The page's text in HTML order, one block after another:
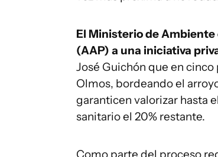
El Ministerio de
(AAP) a una iniciativa
José Guichón que en
Olmos, bordeando el
garanticen valorizar hasta
sanitario el 20% restante.